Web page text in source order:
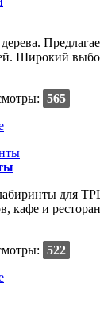
Широкий
565
для
кафе и
522